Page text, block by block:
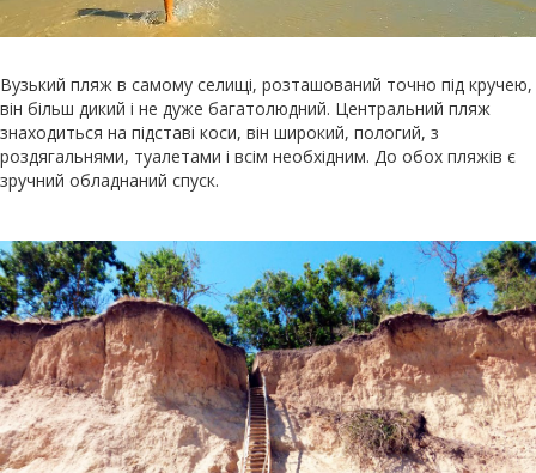
Вузький пляж в самому селищі, розташований точно під кручею,
він більш дикий і не дуже багатолюдний. Центральний пляж
знаходиться на підставі коси, він широкий, пологий, з
роздягальнями, туалетами і всім необхідним. До обох пляжів є
зручний обладнаний спуск.